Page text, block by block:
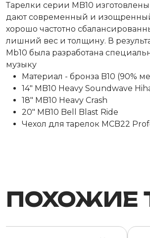
Тарелки серии MB10
дают современный и
хорошо частотно
лишний вес и толщину. В
Mb10 была разработана
музыку
Материал - бронза B10 (90%
14" MB10 Heavy Soundwave
18" MB10 Heavy Crash
20" MB10 Bell Blast Ride
Чехол для тарелок MCB22
ПОХОЖИЕ